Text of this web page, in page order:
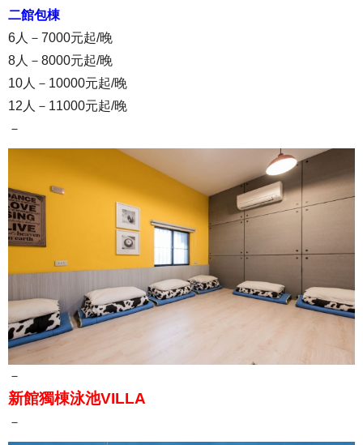
二館包棟
6人－7000元起/晚
8人－8000元起/晚
10人－10000元起/晚
12人－11000元起/晚
－
－
新館獨棟泳池VILLA
－